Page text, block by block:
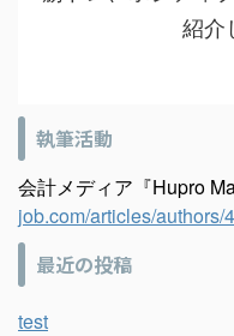
紹介
執筆活動
会計メディア『Hupro
job.com/articles/authors/
最近の投稿
test